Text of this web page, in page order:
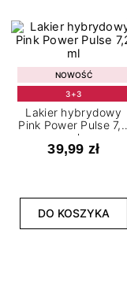
NOWOŚĆ
3+3
Lakier hybrydowy
Pink Power Pulse 7,2
ml
39,99 zł
DO KOSZYKA